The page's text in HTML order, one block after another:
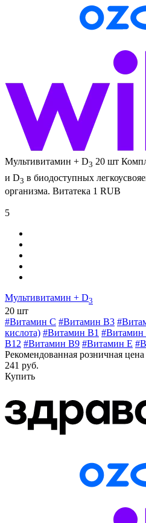
Мультивитамин + D3 20 шт
и D3 в биодоступных
организма. Витатека 1 RUB
5
Мультивитамин + D3
20 шт
#Витамин C #Витамин В3
кислота) #Витамин B1 #Витамин
B12 #Витамин B9 #Витамин E
Рекомендованная розничная цена
241 руб.
Купить